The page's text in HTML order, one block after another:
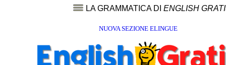
LA GRAMMATICA DI ENGLISH
NUOVA SEZIONE ELINGUE